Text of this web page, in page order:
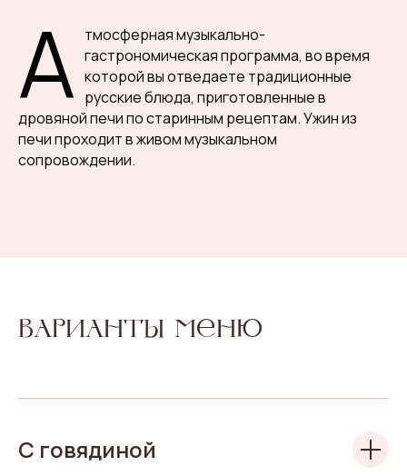
А тмосферная музыкально-
гастрономическая программа, во время
которой вы отведаете традиционные
русские блюда, приготовленные в
дровяной печи по старинным рецептам. Ужин из
печи проходит в живом музыкальном
сопровождении.
Варианты меню
С говядиной